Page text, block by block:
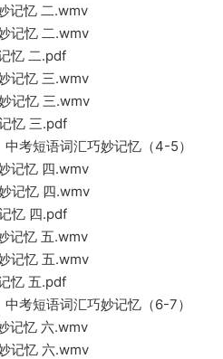
记忆 二.wmv
记忆 二.wmv
忆 二.pdf
记忆 三.wmv
记忆 三.wmv
忆 三.pdf
考短语词汇巧妙记忆（4-5）
记忆 四.wmv
记忆 四.wmv
忆 四.pdf
记忆 五.wmv
记忆 五.wmv
忆 五.pdf
考短语词汇巧妙记忆（6-7）
记忆 六.wmv
记忆 六.wmv